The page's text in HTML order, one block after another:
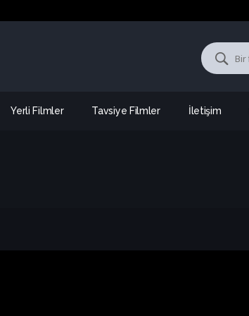
Yerli Filmler Tavsiye Filmler İletişim